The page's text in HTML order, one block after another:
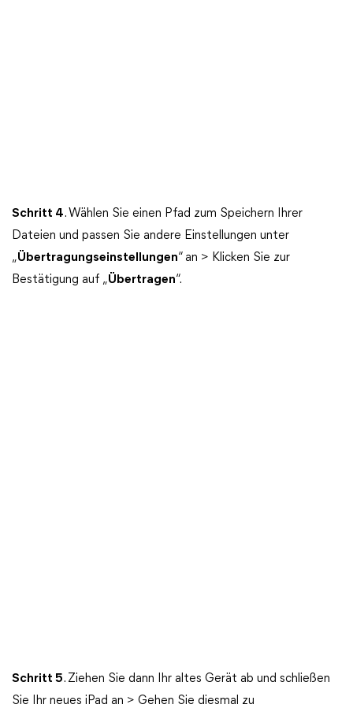
Schritt 4. Wählen Sie einen Pfad zum Speichern Ihrer
Dateien und passen Sie andere Einstellungen unter
„Übertragungseinstellungen“ an > Klicken Sie zur
Bestätigung auf „Übertragen“.
Schritt 5. Ziehen Sie dann Ihr altes Gerät ab und schließen
Sie Ihr neues iPad an > Gehen Sie diesmal zu